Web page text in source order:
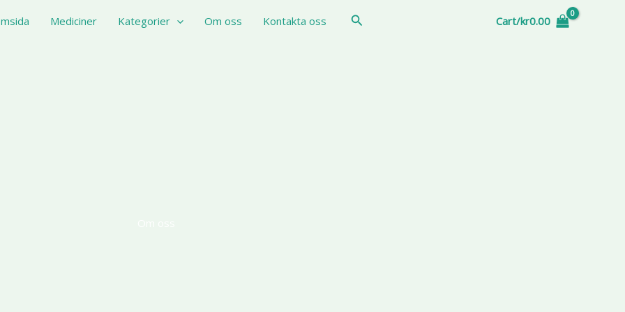
Mediciner Kategorier Om oss Kontakta oss Sök Cart/kr0.00